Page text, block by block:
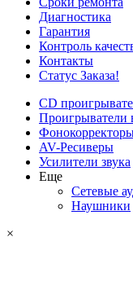
Диагностика
Гарантия
Контроль
Контакты
Статус Заказа!
CD
Проигрыватели
AV-Ресиверы
Усилители звука
Еще
Сетевые
Наушники
×